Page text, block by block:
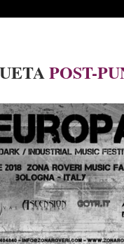
POST-